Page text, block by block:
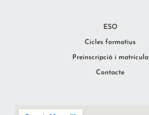
ESO
Cicles formatius
Preinscripció i matrícula
Contacte